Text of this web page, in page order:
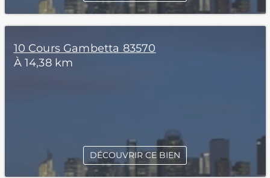
10 Cours Gambetta 83570
À 14,38 km
DÉCOUVRIR CE BIEN